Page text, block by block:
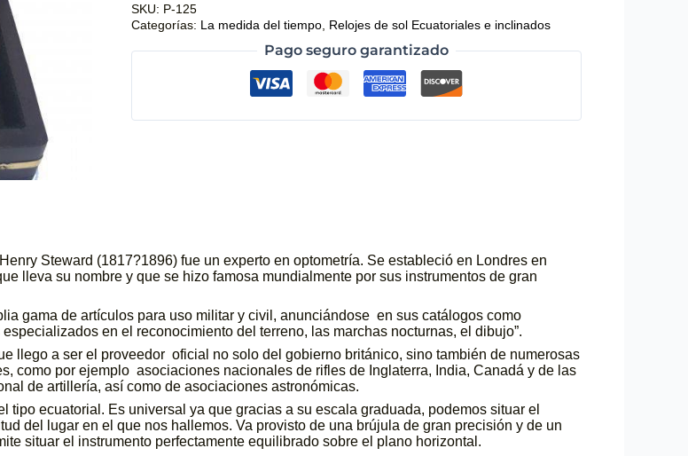
SKU: P-125
Categorías: La medida del tiempo Relojes de sol Ecuatoriales e inclinados
Pago seguro garantizado
Steward (1817?1896) fue un experto en optometría. Se estableció en Londres en
lleva su nombre y que se hizo famosa mundialmente por sus instrumentos de gran
gama de artículos para uso militar y civil, anunciándose en sus catálogos como
en el reconocimiento del terreno, las marchas nocturnas, el dibujo”.
llego a ser el proveedor oficial no solo del gobierno británico, sino también de numerosas
como por ejemplo asociaciones nacionales de rifles de Inglaterra, India, Canadá y de las
de artillería, así como de asociaciones astronómicas.
tipo ecuatorial. Es universal ya que gracias a su escala graduada, podemos situar el
del lugar en el que nos hallemos. Va provisto de una brújula de gran precisión y de un
situar el instrumento perfectamente equilibrado sobre el plano horizontal.